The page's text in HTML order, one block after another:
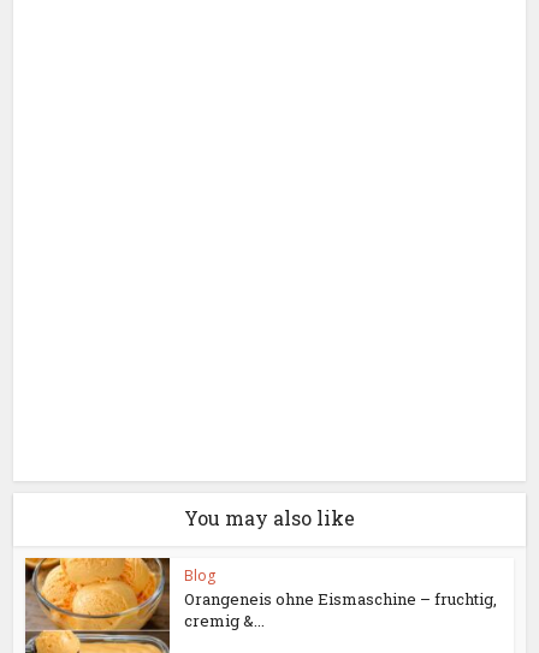
You may also like
Blog
Orangeneis ohne Eismaschine – fruchtig,
cremig &...